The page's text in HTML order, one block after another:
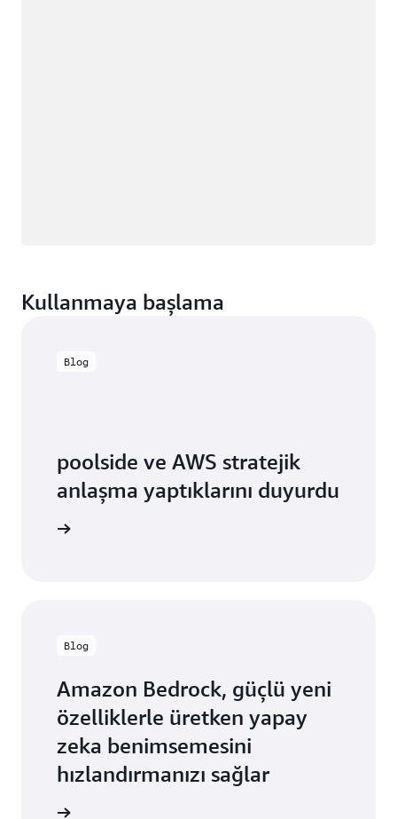
Kullanmaya başlama
Blog
poolside ve AWS stratejik
anlaşma yaptıklarını duyurdu
Blog
Amazon Bedrock, güçlü yeni
özelliklerle üretken yapay
zeka benimsemesini
hızlandırmanızı sağlar